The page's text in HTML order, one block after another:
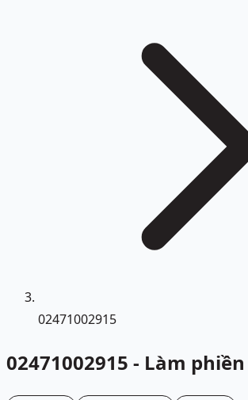
02471002915
02471002915 - Làm phiền